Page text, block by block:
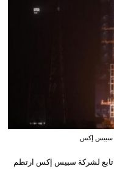
يُعتقد أن جزءاً ضخماً تائهاً من صاروخ فالكون 9 تابع لشركة سبيس إكس ارتطم